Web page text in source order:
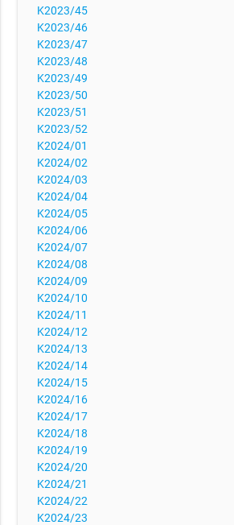
K2023/45
K2023/46
K2023/47
K2023/48
K2023/49
K2023/50
K2023/51
K2023/52
K2024/01
K2024/02
K2024/03
K2024/04
K2024/05
K2024/06
K2024/07
K2024/08
K2024/09
K2024/10
K2024/11
K2024/12
K2024/13
K2024/14
K2024/15
K2024/16
K2024/17
K2024/18
K2024/19
K2024/20
K2024/21
K2024/22
K2024/23